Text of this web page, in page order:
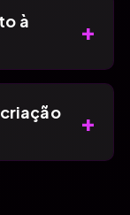
à
+
+